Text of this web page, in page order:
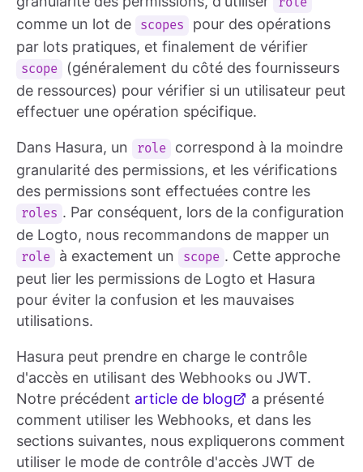
role
comme un lot de scopes
pour des opérations
par lots pratiques, et finalement de vérifier
scope
(généralement du côté des fournisseurs
de ressources) pour vérifier si un utilisateur peut
effectuer une opération spécifique.
Dans Hasura, un role
correspond à la moindre
granularité des permissions, et les vérifications
des permissions sont effectuées contre les
roles . Par conséquent, lors de la configuration
de Logto, nous recommandons de mapper un
role à exactement un scope . Cette approche
peut lier les permissions de Logto et Hasura
pour éviter la confusion et les mauvaises
utilisations.
Hasura peut prendre en charge le contrôle
d'accès en utilisant des Webhooks ou JWT.
Notre précédent article de blog
a présenté
comment utiliser les Webhooks, et dans les
sections suivantes, nous expliquerons comment
utiliser le mode de contrôle d'accès JWT de